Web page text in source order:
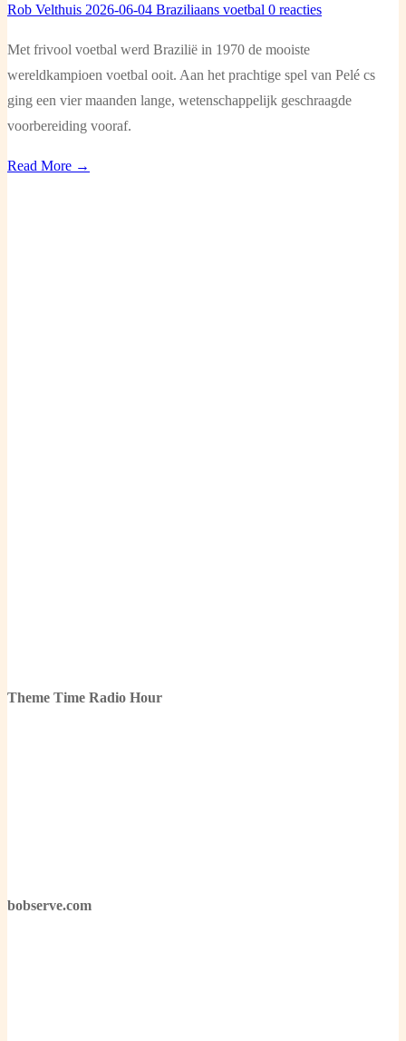
Rob Velthuis 2026-06-04 Braziliaans voetbal 0 reacties
Met frivool voetbal werd Brazilië in 1970 de mooiste
wereldkampioen voetbal ooit. Aan het prachtige spel van Pelé cs
ging een vier maanden lange, wetenschappelijk geschraagde
voorbereiding vooraf.
Read More →
Theme Time Radio Hour
bobserve.com